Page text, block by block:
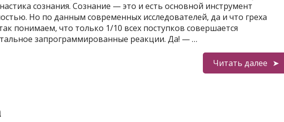
сознания. Сознание — это и есть основной инструмент
Но по данным современных исследователей, да и что греха
понимаем, что только 1/10 всех поступков совершается
запрограммированные реакции. Да! — …
Читать далее